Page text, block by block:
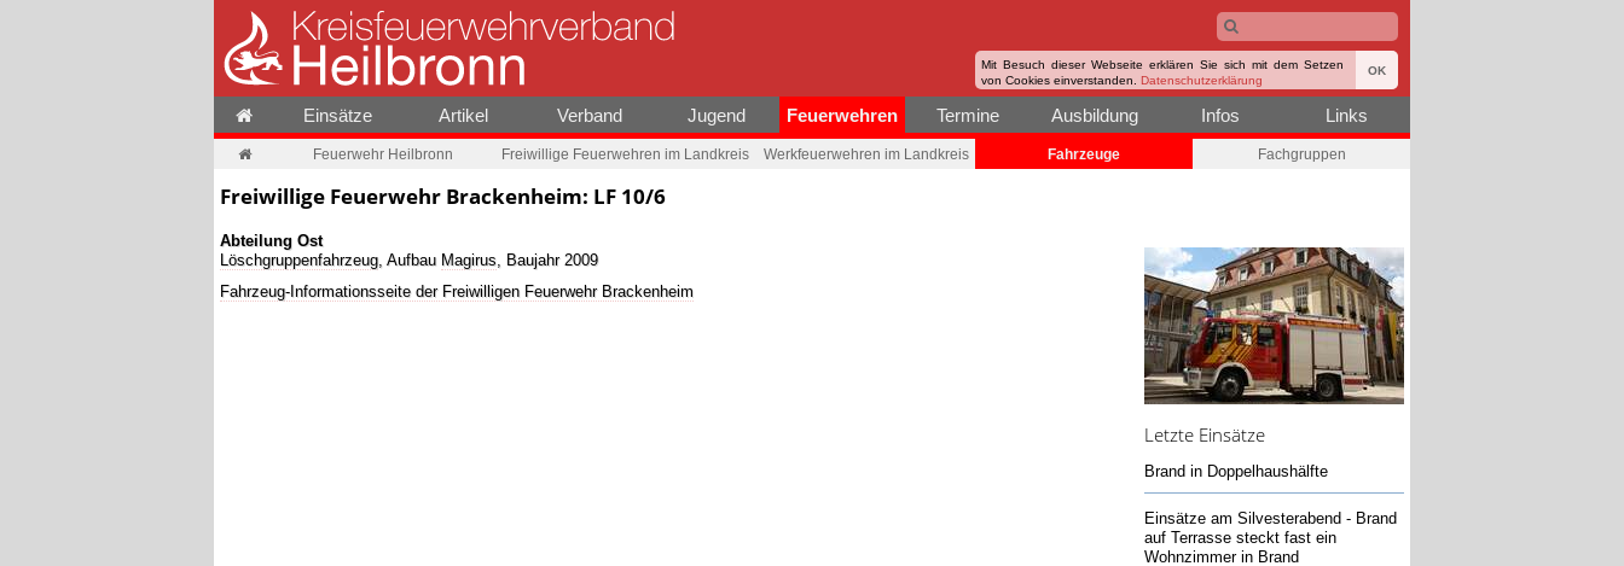
Mit Besuch dieser Webseite erklären Sie sich mit dem Setzen
von Cookies einverstanden. Datenschutzerklärung
OK
Einsätze Artikel Verband Jugend Feuerwehren Termine Ausbildung Infos Links
Feuerwehr Heilbronn Freiwillige Feuerwehren im Landkreis Werkfeuerwehren im Landkreis Fahrzeuge Fachgruppen
Freiwillige Feuerwehr Brackenheim: LF 10/6
Abteilung Ost
Löschgruppenfahrzeug , Aufbau Magirus , Baujahr 2009
Fahrzeug-Informationsseite der Freiwilligen Feuerwehr Brackenheim
Letzte Einsätze
Brand in Doppelhaushälfte
Einsätze am Silvesterabend - Brand
auf Terrasse steckt fast ein
Wohnzimmer in Brand